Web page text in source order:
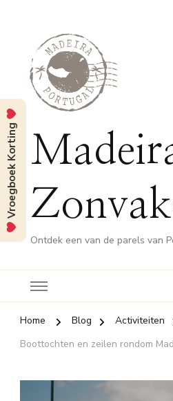
Ontdek een van de parels van
Home Blog
Activiteiten
Boottochten en zeilen rondom
Vroegboek Korting